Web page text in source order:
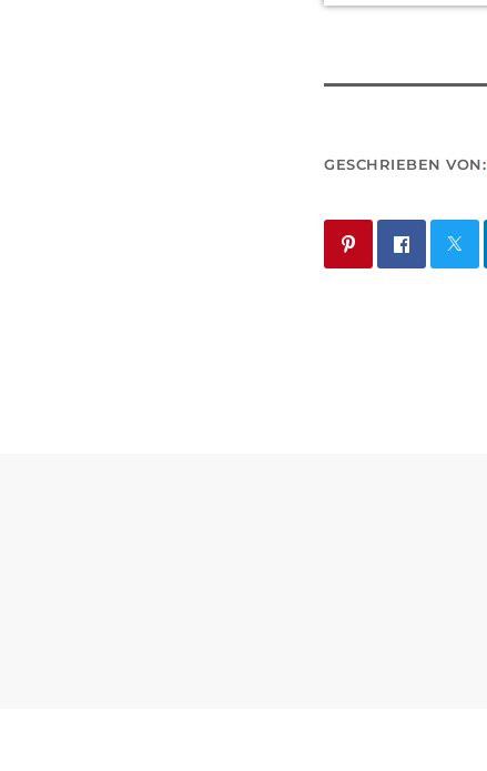
GESCHRIEBEN VON: